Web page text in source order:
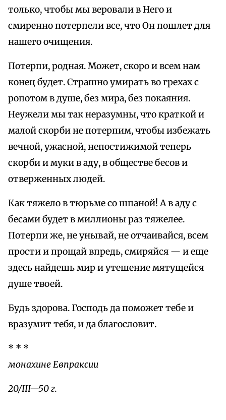
только, чтобы мы веровали в Него и
смиренно потерпели все, что Он пошлет для
нашего очищения.
Потерпи, родная. Может, скоро и всем нам
конец будет. Страшно умирать во грехах с
ропотом в душе, без мира, без покаяния.
Неужели мы так неразумны, что краткой и
малой скорби не потерпим, чтобы избежать
вечной, ужасной, непостижимой теперь
скорби и муки в аду, в обществе бесов и
отверженных людей.
Как тяжело в тюрьме со шпаной! А в аду с
бесами будет в миллионы раз тяжелее.
Потерпи же, не унывай, не отчаивайся, всем
прости и прощай впредь, смиряйся — и еще
здесь найдешь мир и утешение мятущейся
душе твоей.
Будь здорова. Господь да поможет тебе и
вразумит тебя, и да благословит.
* * *
монахине Евпраксии
20/III—50 г.